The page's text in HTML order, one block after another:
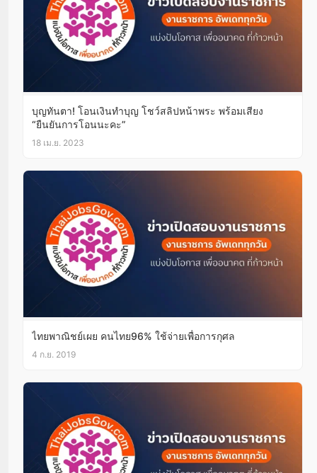
บุญทันตา! โอนเงินทำบุญ โชว์สลิปหน้าพระ พร้อมเสียง
“ยืนยันการโอนนะคะ”
18 เม.ย. 2023
ไทยพาณิชย์เผย คนไทย96% ใช้จ่ายเพื่อการกุศล
4 ก.ย. 2019